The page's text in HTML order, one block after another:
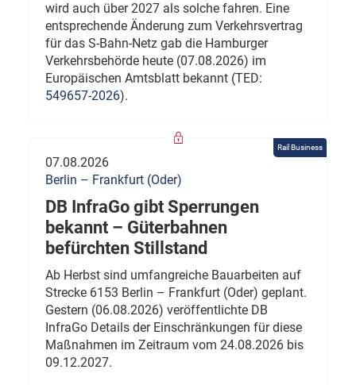
wird auch über 2027 als solche fahren. Eine
entsprechende Änderung zum Verkehrsvertrag
für das S-Bahn-Netz gab die Hamburger
Verkehrsbehörde heute (07.08.2026) im
Europäischen Amtsblatt bekannt (TED:
549657-2026).
Rail Business
07.08.2026
Berlin – Frankfurt (Oder)
DB InfraGo gibt Sperrungen
bekannt – Güterbahnen
befürchten Stillstand
Ab Herbst sind umfangreiche Bauarbeiten auf
Strecke 6153 Berlin – Frankfurt (Oder) geplant.
Gestern (06.08.2026) veröffentlichte DB
InfraGo Details der Einschränkungen für diese
Maßnahmen im Zeitraum vom 24.08.2026 bis
09.12.2027.